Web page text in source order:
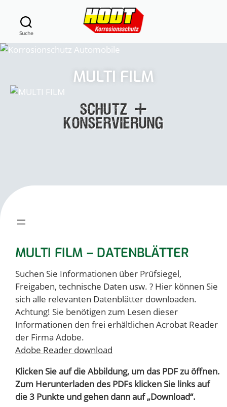
Suche
MULTI FILM
SCHUTZ +
KONSERVIERUNG
MULTI FILM – DATENBLÄTTER
Suchen Sie Informationen über Prüfsiegel,
Freigaben, technische Daten usw. ? Hier können Sie
sich alle relevanten Datenblätter downloaden.
Achtung! Sie benötigen zum Lesen dieser
Informationen den frei erhältlichen Acrobat Reader
der Firma Adobe.
Adobe Reader download
Klicken Sie auf die Abbildung, um das PDF zu öffnen.
Zum Herunterladen des PDFs klicken Sie links auf
die 3 Punkte und gehen dann auf „Download“.